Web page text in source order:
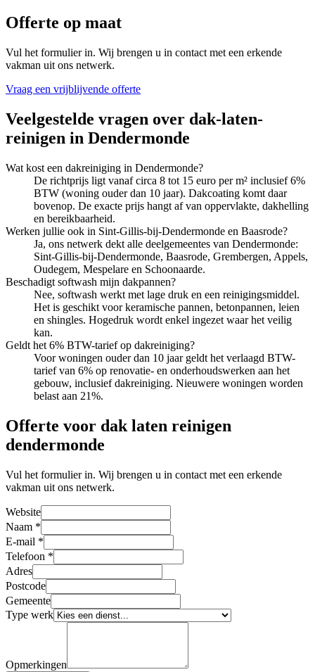
Offerte op maat
Vul het formulier in. Wij brengen u in contact met een erkende
vakman uit ons netwerk.
Vraag een vrijblijvende offerte
Veelgestelde vragen over dak-laten-
reinigen in Dendermonde
Wat kost een dakreiniging in Dendermonde?
De richtprijs ligt vanaf circa 8 tot 15 euro per m² inclusief 6%
BTW (woning ouder dan 10 jaar). Dakcoating komt daar
bovenop. De exacte prijs hangt af van oppervlakte, dakhelling
en bereikbaarheid.
Werken jullie ook in Sint-Gillis-bij-Dendermonde en Baasrode?
Ja, ons netwerk dekt alle deelgemeentes van Dendermonde:
Sint-Gillis-bij-Dendermonde, Baasrode, Grembergen, Appels,
Oudegem, Mespelare en Schoonaarde.
Beschadigt softwash mijn dakpannen?
Nee, softwash werkt met lage druk en een reinigingsmiddel.
Het is geschikt voor keramische pannen, betonpannen, leien
en shingles. Hogedruk wordt enkel ingezet waar het veilig
kan.
Geldt het 6% BTW-tarief op dakreiniging?
Voor woningen ouder dan 10 jaar geldt het verlaagd BTW-
tarief van 6% op renovatie- en onderhoudswerken aan het
gebouw, inclusief dakreiniging. Nieuwere woningen worden
belast aan 21%.
Offerte voor dak laten reinigen
dendermonde
Vul het formulier in. Wij brengen u in contact met een erkende
vakman uit ons netwerk.
Website
Naam *
E-mail *
Telefoon *
Adres
Postcode
Gemeente
Type werk
Opmerkingen